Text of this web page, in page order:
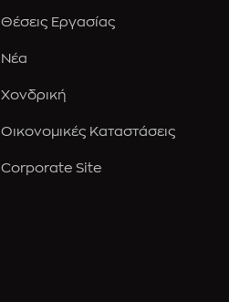
Θέσεις Εργασίας
Νέα
Χονδρική
Οικονομικές Καταστάσεις
Corporate Site